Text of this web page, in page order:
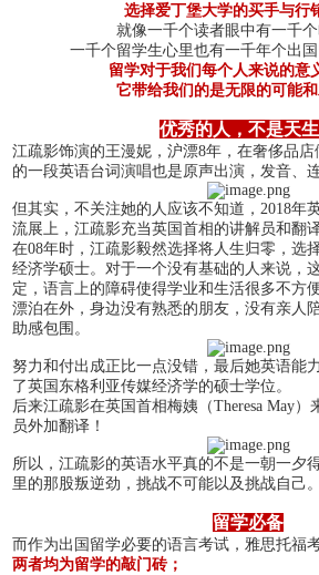
选择爱丁堡大学的买手与行
就像一千个读者眼中有一千
一千个留学生心里也有一千年个出
留学对于我们每个人来说的意
它带给我们的是无限的可能
优秀的人，不是天
江疏影饰演的王漫妮，沪漂8年，在奢侈品
的一段英语台词演唱也是原声出演，发音、
但其实，不关注她的人应该不知道，2018年
流展上，江疏影充当英国首相的讲解员和翻译
在08年时，江疏影毅然选择将人生归零，选
经济学硕士。对于一个没有基础的人来说，
定，语言上的障碍使得学业和生活很多不方
漂泊在外，身边没有熟悉的朋友，没有亲人
助感包围。
努力和付出成正比一点没错，最后她英语能
了英国东格利亚传媒经济学的硕士学位。
后来江疏影在英国首相梅姨（Theresa May
员外加翻译！
所以，江疏影的英语水平真的不是一朝一夕
里的那股叛逆劲，挑战不可能以及挑战自己。
留学必备
而作为出国留学必要的语言考试，雅思托福
两者均为留学的敲门砖；